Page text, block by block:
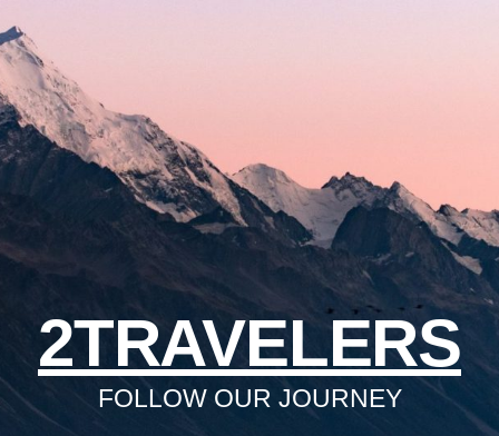
2TRAVELERS
FOLLOW OUR JOURNEY